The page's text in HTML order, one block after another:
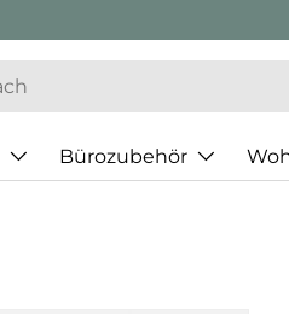
Bürozubehör